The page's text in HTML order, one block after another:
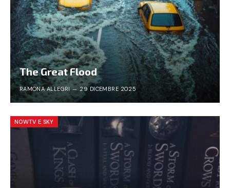
The Great Flood
RAMONA ALLEGRI 29 DICEMBRE 2025
NOWTV E SKY